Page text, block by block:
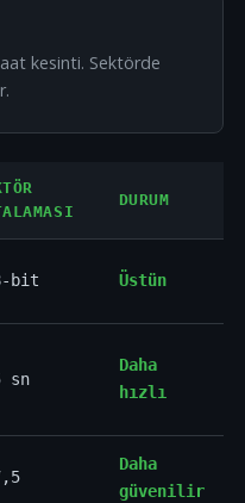
kesinti. Sektörde
DURUM
bit Üstün
sn
Daha
hızlı
Daha
güvenilir